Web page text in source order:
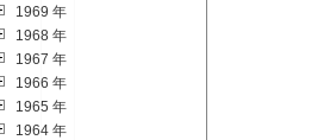
1969 年
1968 年
1967 年
1966 年
1965 年
1964 年